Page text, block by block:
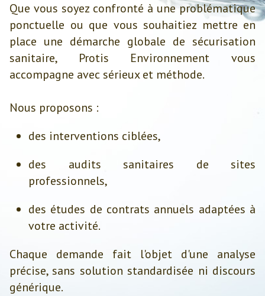
Que vous soyez confronté à une problématique
ponctuelle ou que vous souhaitiez mettre en
place une démarche globale de sécurisation
sanitaire, Protis Environnement vous
accompagne avec sérieux et méthode.
Nous proposons :
des interventions ciblées,
des audits sanitaires de sites
professionnels,
des études de contrats annuels adaptées à
votre activité.
Chaque demande fait l'objet d'une analyse
précise, sans solution standardisée ni discours
générique.